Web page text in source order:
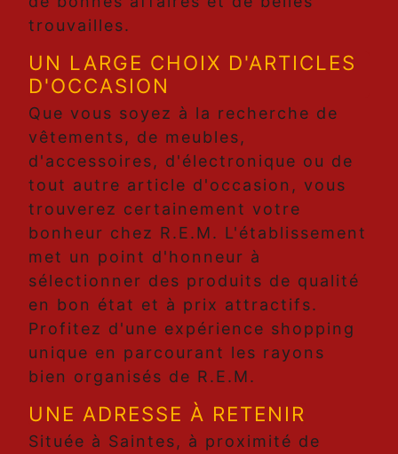
trouvailles.
UN LARGE CHOIX D'ARTICLES
D'OCCASION
Que vous soyez à la recherche de
vêtements, de meubles,
d'accessoires, d'électronique ou de
tout autre article d'occasion, vous
trouverez certainement votre
bonheur chez R.E.M. L'établissement
met un point d'honneur à
sélectionner des produits de qualité
en bon état et à prix attractifs.
Profitez d'une expérience shopping
unique en parcourant les rayons
bien organisés de R.E.M.
UNE ADRESSE À RETENIR
Située à Saintes, à proximité de